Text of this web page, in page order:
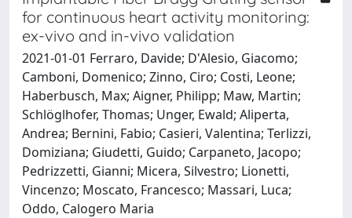
for continuous heart activity monitoring:
ex-vivo and in-vivo validation
2021-01-01 Ferraro, Davide; D'Alesio, Giacomo;
Camboni, Domenico; Zinno, Ciro; Costi, Leone;
Haberbusch, Max; Aigner, Philipp; Maw, Martin;
Schlöglhofer, Thomas; Unger, Ewald; Aliperta,
Andrea; Bernini, Fabio; Casieri, Valentina; Terlizzi,
Domiziana; Giudetti, Guido; Carpaneto, Jacopo;
Pedrizzetti, Gianni; Micera, Silvestro; Lionetti,
Vincenzo; Moscato, Francesco; Massari, Luca;
Oddo, Calogero Maria